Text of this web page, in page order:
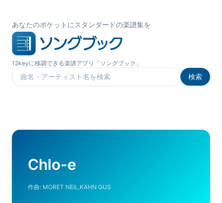
あなたのポケットにスタンダードの楽譜集を
12keyに移調できる楽譜アプリ「ソングブック」
楽曲を検索
検索
Chlo-e
作曲: MORET NEIL,KAHN GUS